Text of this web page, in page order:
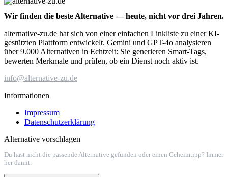
Wir finden die beste Alternative — heute, nicht vor drei Jahren.
alternative-zu.de hat sich von einer einfachen Linkliste zu einer KI-
gestützten Plattform entwickelt. Gemini und GPT-4o analysieren
über 9.000 Alternativen in Echtzeit: Sie generieren Smart-Tags,
bewerten Merkmale und prüfen, ob ein Dienst noch aktiv ist.
info@alternative-zu.de
Informationen
Impressum
Datenschutzerklärung
Alternative vorschlagen
Du hast nicht die passende Alternative gefunden oder einen Geheimtipp? Immer
her damit: